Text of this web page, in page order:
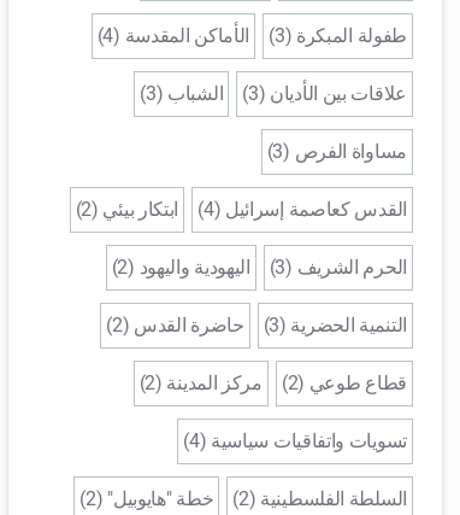
طفولة المبكرة (3)
الأماكن المقدسة (4)
علاقات بين الأديان (3)
الشباب (3)
مساواة الفرص (3)
القدس كعاصمة إسرائيل (4)
ابتكار بيئي (2)
الحرم الشريف (3)
اليهودية واليهود (2)
التنمية الحضرية (3)
حاضرة القدس (2)
قطاع طوعي (2)
مركز المدينة (2)
تسويات واتفاقيات سياسية (4)
السلطة الفلسطينية (2)
خطة "هايوبيل" (2)